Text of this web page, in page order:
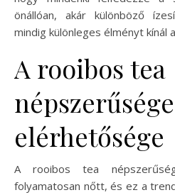
önállóan, akár különböző
mindig különleges élményt kínál
A rooibos tea
elérhetősége
A rooibos tea
folyamatosan nőtt, és ez a